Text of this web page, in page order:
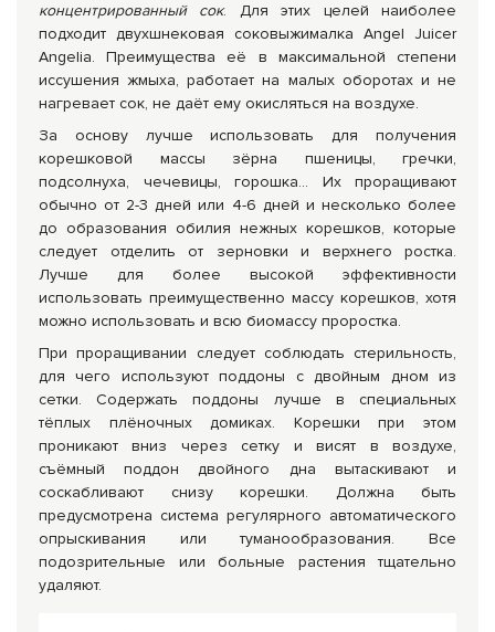
концентрированный сок. Для этих целей наиболее
подходит двухшнековая соковыжималка Angel Juicer
Angelia. Преимущества её в максимальной степени
иссушения жмыха, работает на малых оборотах и не
нагревает сок, не даёт ему окисляться на воздухе.
За основу лучше использовать для получения
корешковой массы зёрна пшеницы, гречки,
подсолнуха, чечевицы, горошка… Их проращивают
обычно от 2-3 дней или 4-6 дней и несколько более
до образования обилия нежных корешков, которые
следует отделить от зерновки и верхнего ростка.
Лучше для более высокой эффективности
использовать преимущественно массу корешков, хотя
можно использовать и всю биомассу проростка.
При проращивании следует соблюдать стерильность,
для чего используют поддоны с двойным дном из
сетки. Содержать поддоны лучше в специальных
тёплых плёночных домиках. Корешки при этом
проникают вниз через сетку и висят в воздухе,
съёмный поддон двойного дна вытаскивают и
соскабливают снизу корешки. Должна быть
предусмотрена система регулярного автоматического
опрыскивания или туманообразования. Все
подозрительные или больные растения тщательно
удаляют.